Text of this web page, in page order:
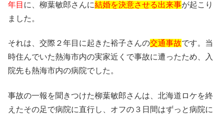
年目 に、柳葉敏郎さんに結婚を決意させる出来事が起こり
ました。
それは、交際２年目に起きた裕子さんの交通事故です。当
時住んでいた熱海市内の実家近くで事故に遭ったため、入
院先も熱海市内の病院でした。
事故の一報を聞きつけた柳葉敏郎さんは、北海道ロケを終
えたその足で病院に直行し、オフの３日間はずっと病院に